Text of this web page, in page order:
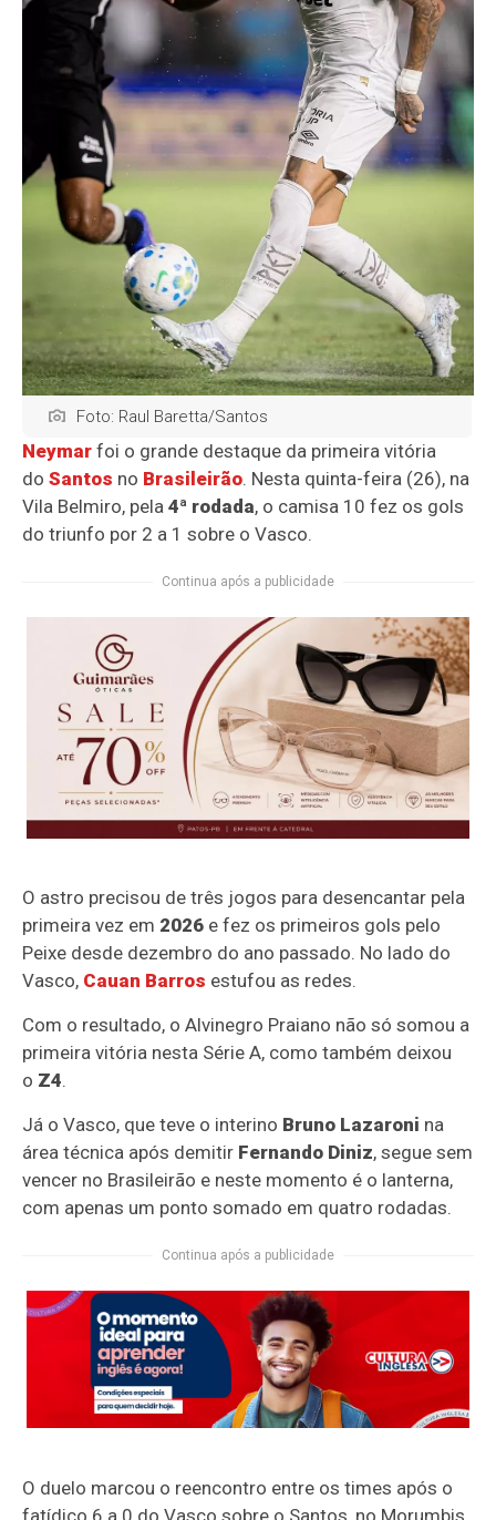
Foto: Raul Baretta/Santos
Neymar foi o grande destaque da primeira vitória
doSantos no Brasileirão. Nesta quinta-feira (26), na
Vila Belmiro, pela4ª rodada, o camisa 10 fez os gols
do triunfo por 2 a 1 sobre o Vasco.
Continua após a publicidade
O astro precisou de três jogos para desencantar pela
primeira vez em 2026 e fez os primeiros gols pelo
Peixe desde dezembro do ano passado. No lado do
Vasco, Cauan Barros estufou as redes.
Com o resultado, o Alvinegro Praiano não só somou a
primeira vitória nesta Série A, como também deixou
o Z4.
Já o Vasco, que teve o interino Bruno Lazaroni na
área técnica após demitir Fernando Diniz, segue sem
vencer no Brasileirão e neste momento é o lanterna,
com apenas um ponto somado em quatro rodadas.
Continua após a publicidade
O duelo marcou o reencontro entre os times após o
fatídico 6 a 0 do Vasco sobre o Santos, no Morumbis,